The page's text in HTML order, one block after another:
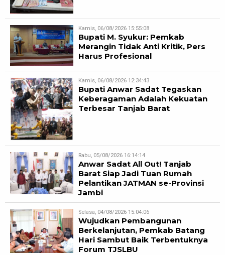
Kamis, 06/08/2026 15:55:08
Bupati M. Syukur: Pemkab
Merangin Tidak Anti Kritik, Pers
Harus Profesional
Kamis, 06/08/2026 12:34:43
Bupati Anwar Sadat Tegaskan
Keberagaman Adalah Kekuatan
Terbesar Tanjab Barat
Rabu, 05/08/2026 16:14:14
Anwar Sadat All Out! Tanjab
Barat Siap Jadi Tuan Rumah
Pelantikan JATMAN se-Provinsi
Jambi
Selasa, 04/08/2026 15:04:06
Wujudkan Pembangunan
Berkelanjutan, Pemkab Batang
Hari Sambut Baik Terbentuknya
Forum TJSLBU